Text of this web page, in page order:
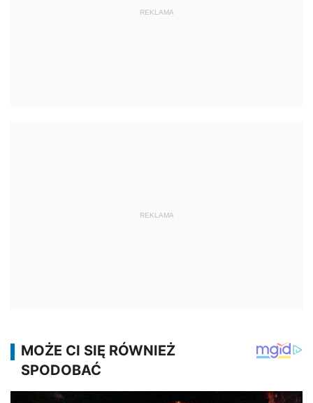
REKLAMA
REKLAMA